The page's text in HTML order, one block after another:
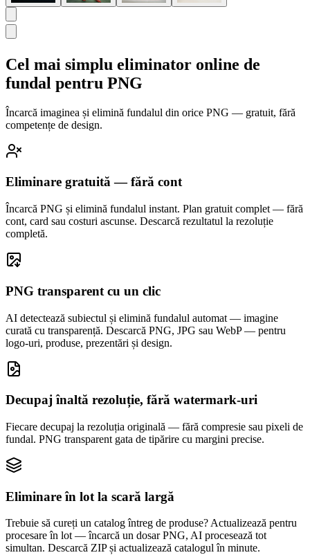
Cel mai simplu eliminator online de
fundal pentru PNG
Încarcă imaginea și elimină fundalul din orice PNG — gratuit, fără
competențe de design.
Eliminare gratuită — fără cont
Încarcă PNG și elimină fundalul instant. Plan gratuit complet — fără
cont, card sau costuri ascunse. Descarcă rezultatul la rezoluție
completă.
PNG transparent cu un clic
AI detectează subiectul și elimină fundalul automat — imagine
curată cu transparență. Descarcă PNG, JPG sau WebP — pentru
logo-uri, produse, prezentări și design.
Decupaj înaltă rezoluție, fără watermark-uri
Fiecare decupaj la rezoluția originală — fără compresie sau pixeli de
fundal. PNG transparent gata de tipărire cu margini precise.
Eliminare în lot la scară largă
Trebuie să cureți un catalog întreg de produse? Actualizează pentru
procesare în lot — încarcă un dosar PNG, AI procesează tot
simultan. Descarcă ZIP și actualizează catalogul în minute.